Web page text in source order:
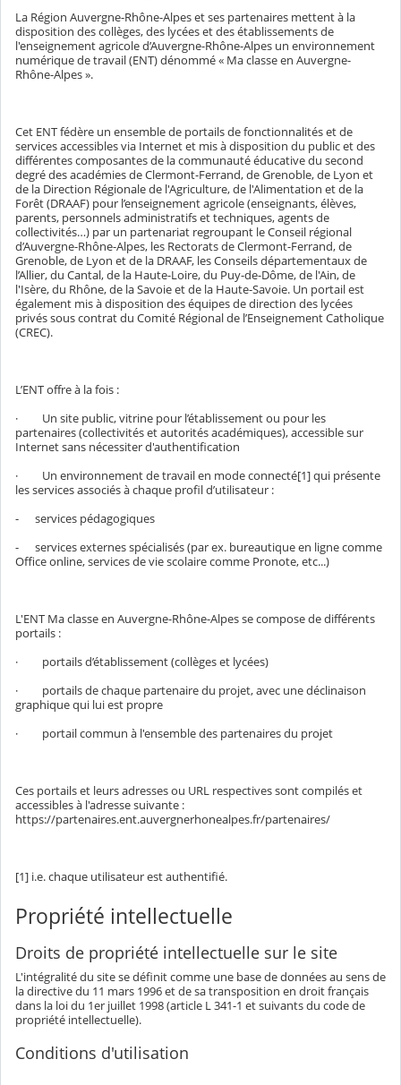
La Région Auvergne-Rhône-Alpes et ses partenaires mettent à la
disposition des collèges, des lycées et des établissements de
l'enseignement agricole d’Auvergne-Rhône-Alpes un environnement
numérique de travail (ENT) dénommé « Ma classe en Auvergne-
Rhône-Alpes ».
Cet ENT fédère un ensemble de portails de fonctionnalités et de
services accessibles via Internet et mis à disposition du public et des
différentes composantes de la communauté éducative du second
degré des académies de Clermont-Ferrand, de Grenoble, de Lyon et
de la Direction Régionale de l'Agriculture, de l'Alimentation et de la
Forêt (DRAAF) pour l’enseignement agricole (enseignants, élèves,
parents, personnels administratifs et techniques, agents de
collectivités…) par un partenariat regroupant le Conseil régional
d’Auvergne-Rhône-Alpes, les Rectorats de Clermont-Ferrand, de
Grenoble, de Lyon et de la DRAAF, les Conseils départementaux de
l’Allier, du Cantal, de la Haute-Loire, du Puy-de-Dôme, de l'Ain, de
l'Isère, du Rhône, de la Savoie et de la Haute-Savoie. Un portail est
également mis à disposition des équipes de direction des lycées
privés sous contrat du Comité Régional de l’Enseignement Catholique
(CREC).
L’ENT offre à la fois :
· Un site public, vitrine pour l’établissement ou pour les
partenaires (collectivités et autorités académiques), accessible sur
Internet sans nécessiter d'authentification
· Un environnement de travail en mode connecté[1] qui présente
les services associés à chaque profil d’utilisateur :
- services pédagogiques
- services externes spécialisés (par ex. bureautique en ligne comme
Office online, services de vie scolaire comme Pronote, etc...)
L'ENT Ma classe en Auvergne-Rhône-Alpes se compose de différents
portails :
· portails d’établissement (collèges et lycées)
· portails de chaque partenaire du projet, avec une déclinaison
graphique qui lui est propre
· portail commun à l'ensemble des partenaires du projet
Ces portails et leurs adresses ou URL respectives sont compilés et
accessibles à l'adresse suivante :
https://partenaires.ent.auvergnerhonealpes.fr/partenaires/
[1] i.e. chaque utilisateur est authentifié.
Propriété intellectuelle
Droits de propriété intellectuelle sur le site
L'intégralité du site se définit comme une base de données au sens de
la directive du 11 mars 1996 et de sa transposition en droit français
dans la loi du 1er juillet 1998 (article L 341-1 et suivants du code de
propriété intellectuelle).
Conditions d'utilisation